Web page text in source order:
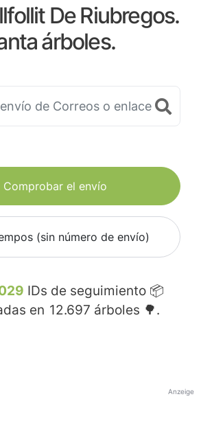
De Riubregos.
árboles.
Comprobar el envío
(sin número de envío)
IDs de seguimiento 📦
en 12.697 árboles 🌳.
Anzeige